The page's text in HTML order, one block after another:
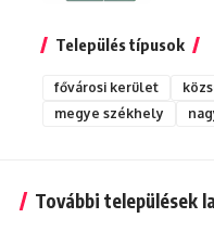
Település típusok
fővárosi kerület
megye székhely
További települések